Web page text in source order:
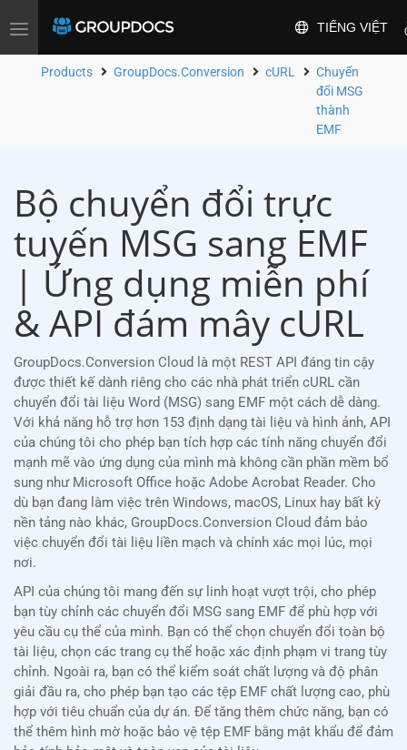
Toggle
TIẾNG VIỆT
Products GroupDocs.Conversion cURL
Chuyển
đổi MSG
thành
EMF
Bộ chuyển đổi trực
tuyến MSG sang EMF
| Ứng dụng miễn phí
& API đám mây cURL
GroupDocs.Conversion Cloud là một REST API đáng tin cậy
được thiết kế dành riêng cho các nhà phát triển cURL cần
chuyển đổi tài liệu Word (MSG) sang EMF một cách dễ dàng.
Với khả năng hỗ trợ hơn 153 định dạng tài liệu và hình ảnh, API
của chúng tôi cho phép bạn tích hợp các tính năng chuyển đổi
mạnh mẽ vào ứng dụng của mình mà không cần phần mềm bổ
sung như Microsoft Office hoặc Adobe Acrobat Reader. Cho
dù bạn đang làm việc trên Windows, macOS, Linux hay bất kỳ
nền tảng nào khác, GroupDocs.Conversion Cloud đảm bảo
việc chuyển đổi tài liệu liền mạch và chính xác mọi lúc, mọi
nơi.
API của chúng tôi mang đến sự linh hoạt vượt trội, cho phép
bạn tùy chỉnh các chuyển đổi MSG sang EMF để phù hợp với
yêu cầu cụ thể của mình. Bạn có thể chọn chuyển đổi toàn bộ
tài liệu, chọn các trang cụ thể hoặc xác định phạm vi trang tùy
chỉnh. Ngoài ra, bạn có thể kiểm soát chất lượng và độ phân
giải đầu ra, cho phép bạn tạo các tệp EMF chất lượng cao, phù
hợp với tiêu chuẩn của dự án. Để tăng thêm chức năng, bạn có
thể thêm hình mờ hoặc bảo vệ tệp EMF bằng mật khẩu để đảm